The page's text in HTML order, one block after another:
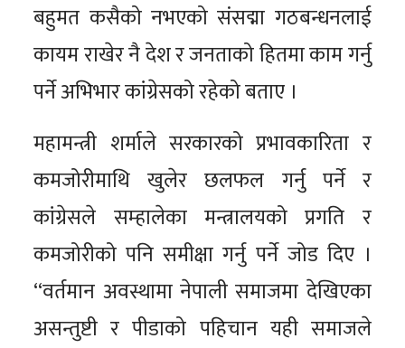
बहुमत कसैको नभएको संसद्मा गठबन्धनलाई
कायम राखेर नै देश र जनताको हितमा काम गर्नु
पर्ने अभिभार कांग्रेसको रहेको बताए ।
महामन्त्री शर्माले सरकारको प्रभावकारिता र
कमजोरीमाथि खुलेर छलफल गर्नु पर्ने र
कांग्रेसले सम्हालेका मन्त्रालयको प्रगति र
कमजोरीको पनि समीक्षा गर्नु पर्ने जोड दिए ।
“वर्तमान अवस्थामा नेपाली समाजमा देखिएका
असन्तुष्टी र पीडाको पहिचान यही समाजले